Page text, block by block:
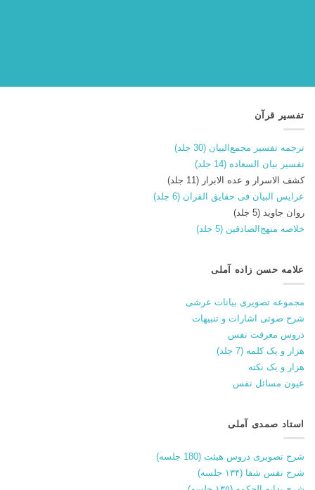
تفسیر قرآن
ترجمه تفسیر مجمع‌البیان (30 جلد)
تفسیر بیان السعاده (14 جلد)
کشف الاسرار و عده الابرار (11 جلد)
عرایس البیان فی حقایق القران (6 جلد)
روان جاوید (5 جلد)
خلاصه منهج‌الصادقین (5 جلد)
علامه حسن زاده آملی
مجموعه تصویری بیانات عرشی
شرح صوتی اشارات و تنبیهات
دروس معرفت نفس
هزار و یک کلمه (7 جلد)
هزار و یک نکته
عیون مسائل نفس
استاد صمدی آملی
شرح تصویری دروس هیئت (180 جلسه)
شرح نفس شفا (۱۳۴ جلسه)